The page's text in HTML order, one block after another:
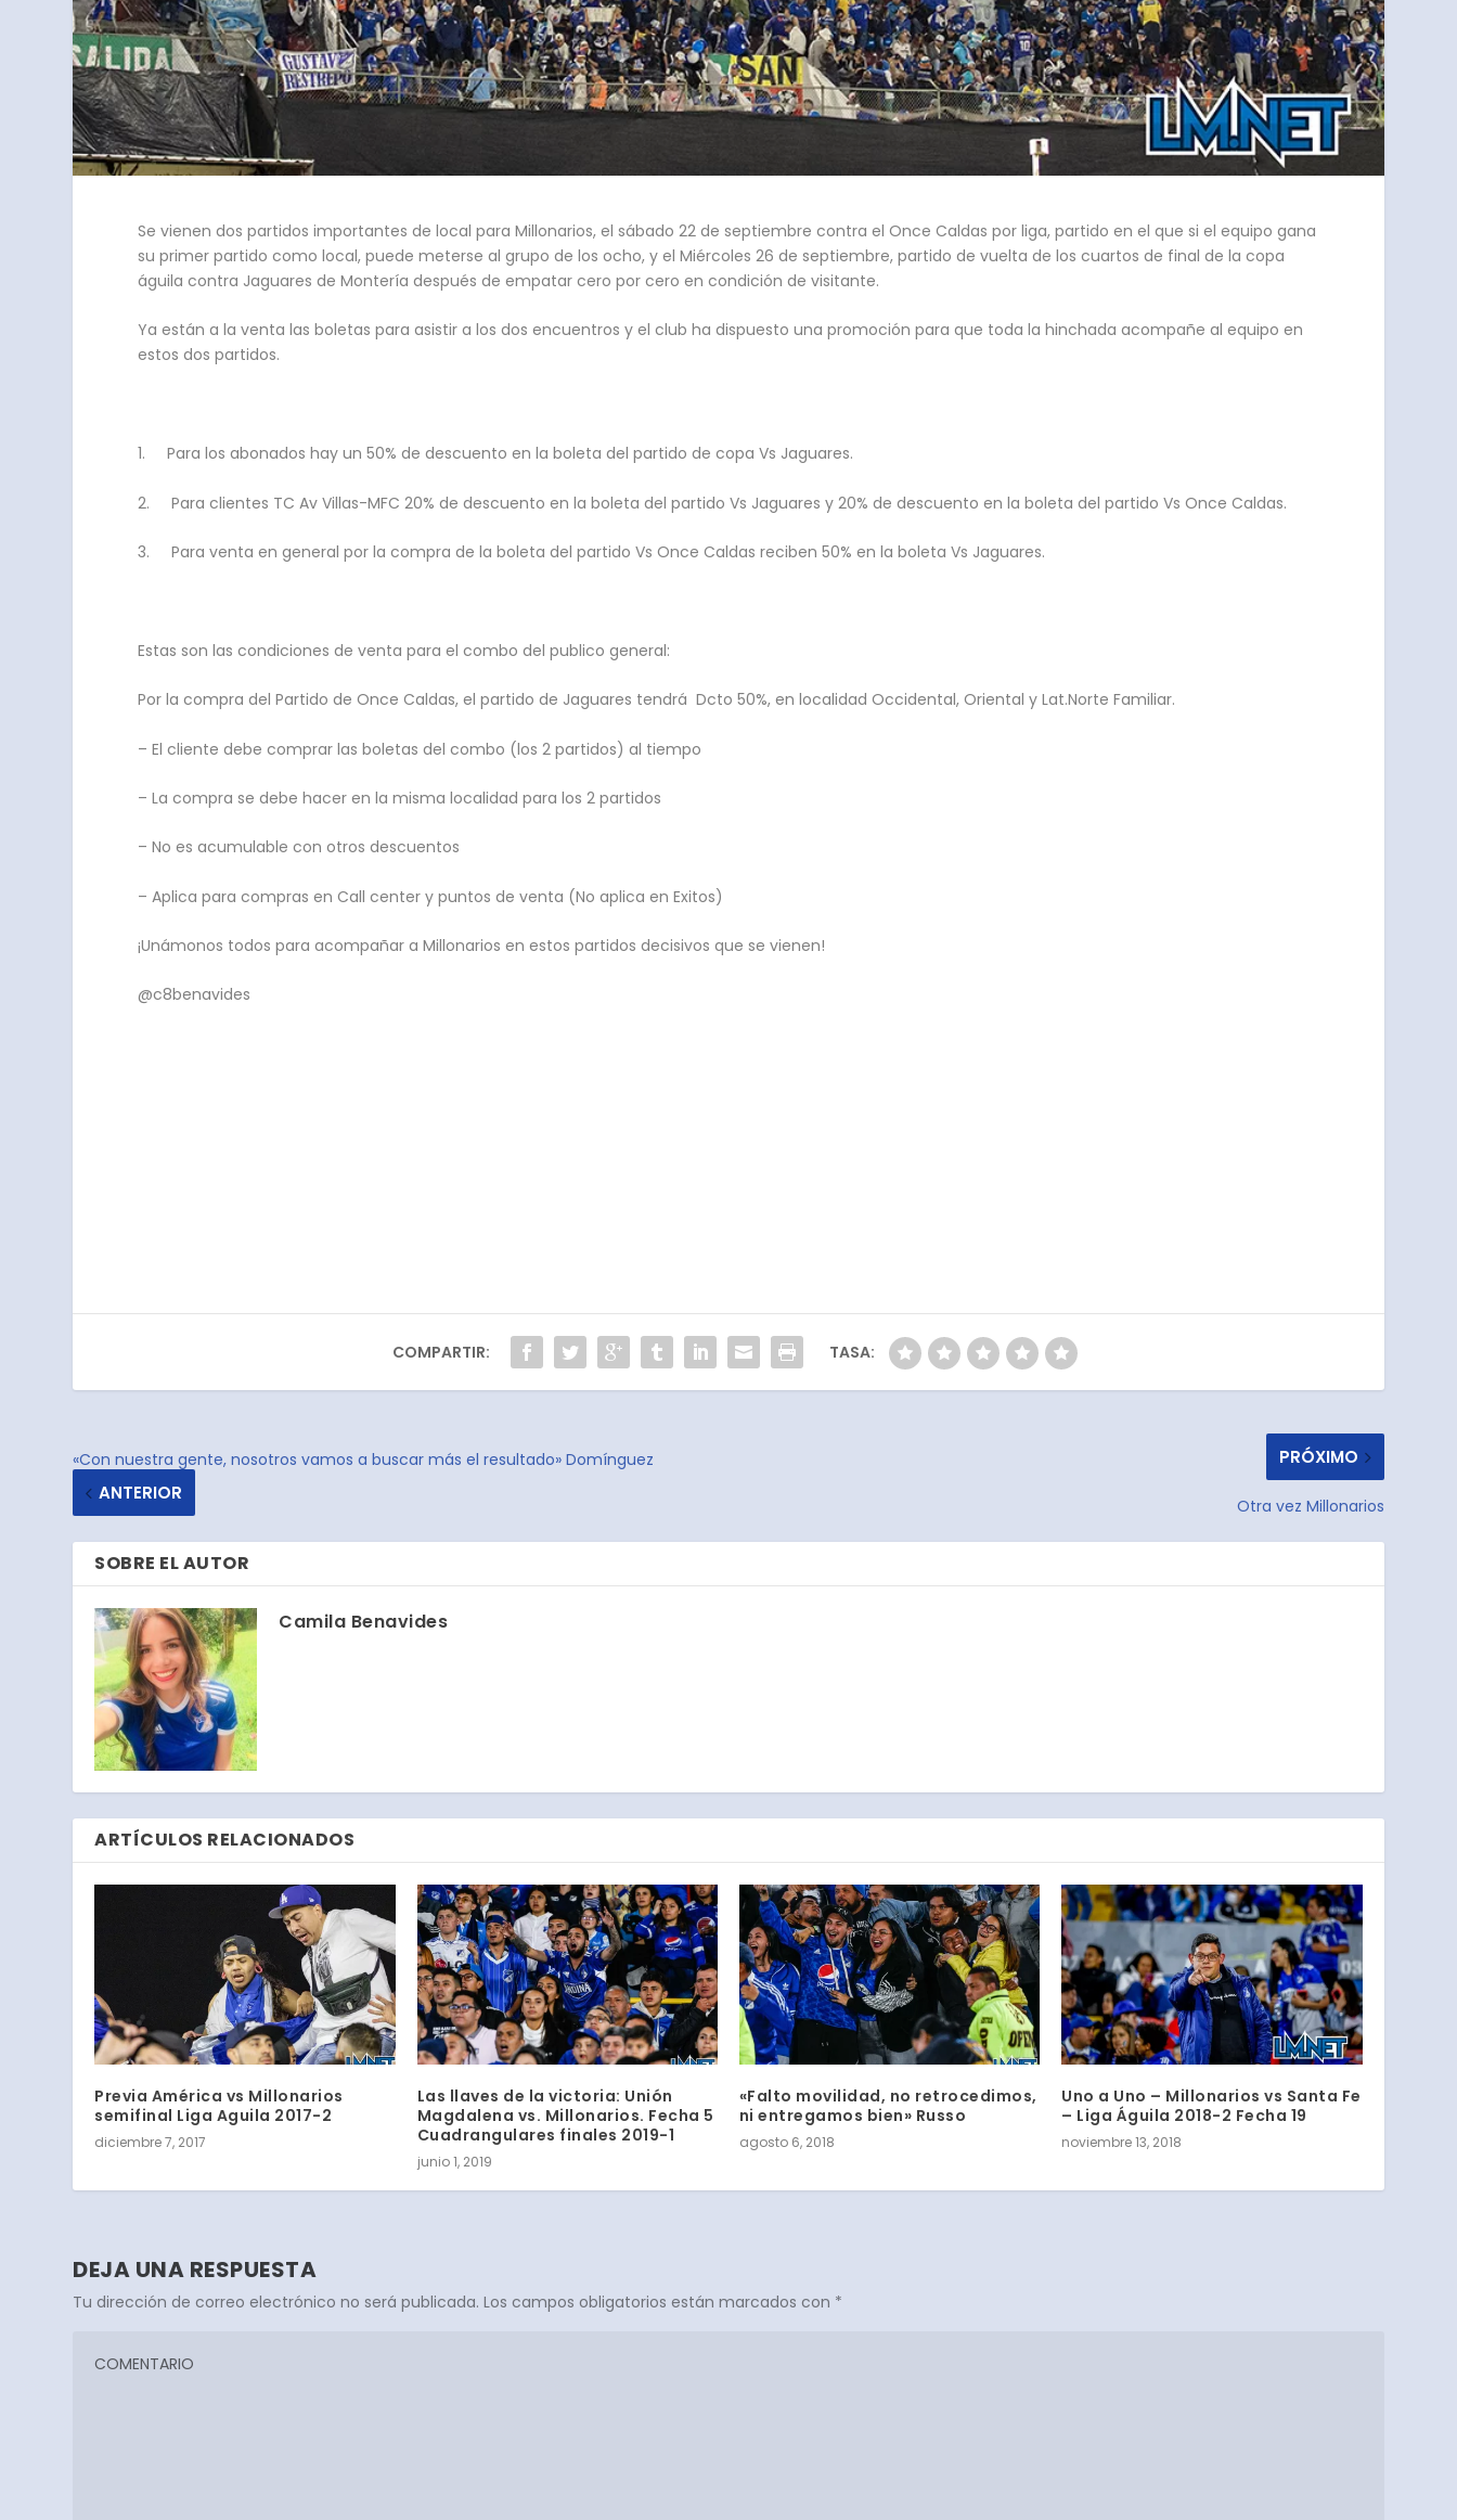
Se vienen dos partidos importantes de local para Millonarios, el sábado 22 de septiembre contra el Once Caldas por liga, partido en el que si el equipo gana
su primer partido como local, puede meterse al grupo de los ocho, y el Miércoles 26 de septiembre, partido de vuelta de los cuartos de final de la copa
águila contra Jaguares de Montería después de empatar cero por cero en condición de visitante.
Ya están a la venta las boletas para asistir a los dos encuentros y el club ha dispuesto una promoción para que toda la hinchada acompañe al equipo en
estos dos partidos.
1. Para los abonados hay un 50% de descuento en la boleta del partido de copa Vs Jaguares.
2. Para clientes TC Av Villas-MFC 20% de descuento en la boleta del partido Vs Jaguares y 20% de descuento en la boleta del partido Vs Once Caldas.
3. Para venta en general por la compra de la boleta del partido Vs Once Caldas reciben 50% en la boleta Vs Jaguares.
Estas son las condiciones de venta para el combo del publico general:
Por la compra del Partido de Once Caldas, el partido de Jaguares tendrá Dcto 50%, en localidad Occidental, Oriental y Lat.Norte Familiar.
– El cliente debe comprar las boletas del combo (los 2 partidos) al tiempo
– La compra se debe hacer en la misma localidad para los 2 partidos
– No es acumulable con otros descuentos
– Aplica para compras en Call center y puntos de venta (No aplica en Exitos)
¡Unámonos todos para acompañar a Millonarios en estos partidos decisivos que se vienen!
@c8benavides
COMPARTIR: TASA:
«Con nuestra gente, nosotros vamos a buscar más el resultado» Domínguez
ANTERIOR
PRÓXIMO
Otra vez Millonarios
SOBRE EL AUTOR
Camila Benavides
ARTÍCULOS RELACIONADOS
Previa América vs Millonarios
semifinal Liga Aguila 2017-2
diciembre 7, 2017
Las llaves de la victoria: Unión
Magdalena vs. Millonarios. Fecha 5
Cuadrangulares finales 2019-1
junio 1, 2019
«Falto movilidad, no retrocedimos,
ni entregamos bien» Russo
agosto 6, 2018
Uno a Uno – Millonarios vs Santa Fe
– Liga Águila 2018-2 Fecha 19
noviembre 13, 2018
DEJA UNA RESPUESTA
Tu dirección de correo electrónico no será publicada. Los campos obligatorios están marcados con *